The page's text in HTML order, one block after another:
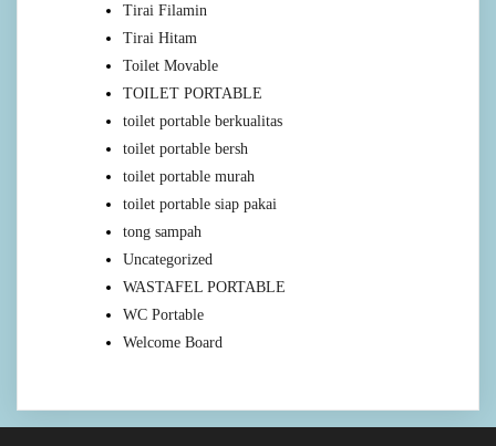
Tirai Filamin
Tirai Hitam
Toilet Movable
TOILET PORTABLE
toilet portable berkualitas
toilet portable bersh
toilet portable murah
toilet portable siap pakai
tong sampah
Uncategorized
WASTAFEL PORTABLE
WC Portable
Welcome Board